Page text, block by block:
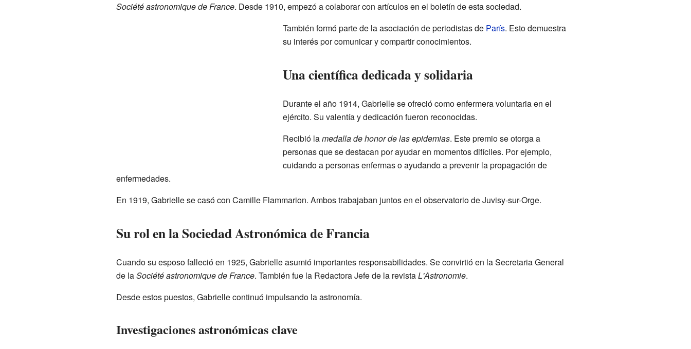
Société astronomique de France. Desde 1910, empezó a colaborar con artículos en el boletín de esta sociedad.
También formó parte de la asociación de periodistas de París. Esto demuestra
su interés por comunicar y compartir conocimientos.
Una científica dedicada y solidaria
Durante el año 1914, Gabrielle se ofreció como enfermera voluntaria en el
ejército. Su valentía y dedicación fueron reconocidas.
Recibió lamedalla de honor de las epidemias. Este premio se otorga a
personas que se destacan por ayudar en momentos difíciles. Por ejemplo,
cuidando a personas enfermas o ayudando a prevenir la propagación de
enfermedades.
En 1919, Gabrielle se casó con Camille Flammarion. Ambos trabajaban juntos en el observatorio de Juvisy-sur-Orge.
Su rol en la Sociedad Astronómica de Francia
Cuando su esposo falleció en 1925, Gabrielle asumió importantes responsabilidades. Se convirtió en la Secretaria General
de laSociété astronomique de France. También fue la Redactora Jefe de la revistaL'Astronomie.
Desde estos puestos, Gabrielle continuó impulsando la astronomía.
Investigaciones astronómicas clave